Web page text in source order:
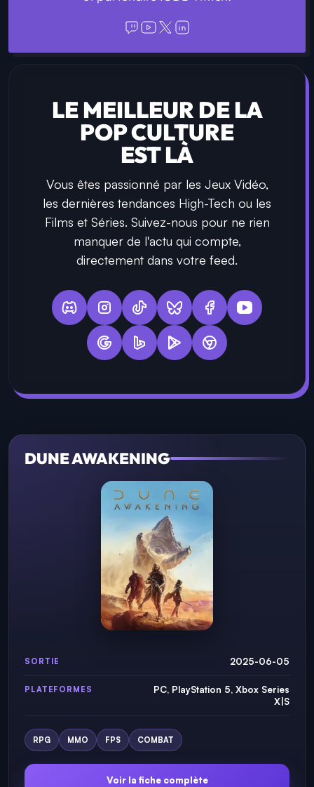
LE MEILLEUR DE LA
POP CULTURE
EST LÀ
Vous êtes passionné par les Jeux Vidéo,
les dernières tendances High-Tech ou les
Films et Séries. Suivez-nous pour ne rien
manquer de l'actu qui compte,
directement dans votre feed.
DUNE AWAKENING
SORTIE 2025-06-05
PLATEFORMES
PC, PlayStation 5, Xbox Series
X|S
RPG MMO FPS COMBAT
Voir la fiche complète